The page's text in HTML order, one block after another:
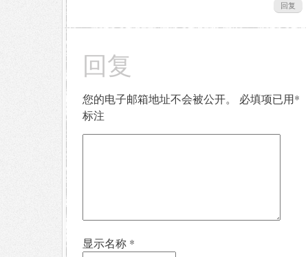
回复
回复
您的电子邮箱地址不会被公开。 必填项已用*
标注
显示名称 *